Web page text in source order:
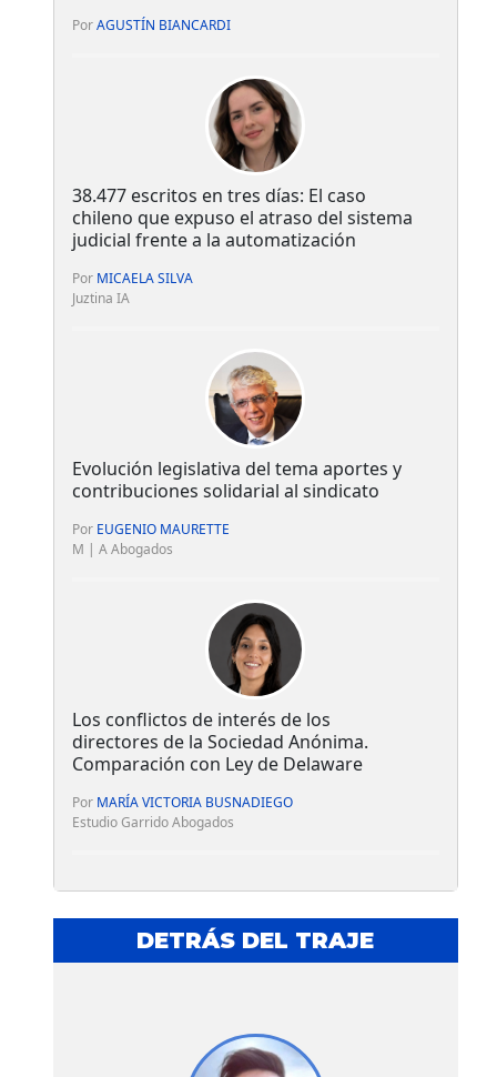
PorAGUSTÍN BIANCARDI
38.477 escritos en tres días: El caso
chileno que expuso el atraso del sistema
judicial frente a la automatización
Por MICAELA SILVA
Juztina IA
Evolución legislativa del tema aportes y
contribuciones solidarial al sindicato
Por EUGENIO MAURETTE
M | A Abogados
Los conflictos de interés de los
directores de la Sociedad Anónima.
Comparación con Ley de Delaware
Por MARÍA VICTORIA BUSNADIEGO
Estudio Garrido Abogados
DETRÁS DEL TRAJE